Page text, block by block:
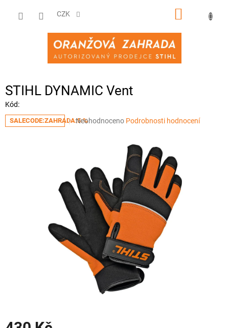
CZK
NÁKUPNÍ
STIHL DYNAMIC Vent
Kód:
SALECODE:ZAHRADA:5:%Průměrné
z
5
hvězdiček.
Neohodnoceno Podrobnosti hodnocení